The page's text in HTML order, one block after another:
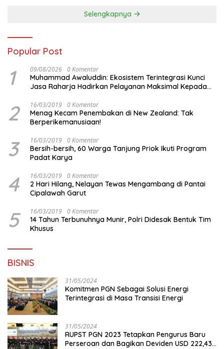
Selengkapnya
Popular Post
1 09/08/2026 0 Komentar
Muhammad Awaluddin: Ekosistem Terintegrasi Kunci
Jasa Raharja Hadirkan Pelayanan Maksimal Kepada
2 16/03/2019 0 Komentar
Menag Kecam Penembakan di New Zealand: Tak
Berperikemanusiaan!
3 16/03/2019 0 Komentar
Bersih-bersih, 60 Warga Tanjung Priok Ikuti Program
Padat Karya
4 16/03/2019 0 Komentar
2 Hari Hilang, Nelayan Tewas Mengambang di Pantai
Cipalawah Garut
5 16/03/2019 0 Komentar
14 Tahun Terbunuhnya Munir, Polri Didesak Bentuk Tim
Khusus
BISNIS
31/05/2024
Komitmen PGN Sebagai Solusi Energi
Terintegrasi di Masa Transisi Energi
31/05/2024
RUPST PGN 2023 Tetapkan Pengurus Baru
Perseroan dan Bagikan Deviden USD 222,43